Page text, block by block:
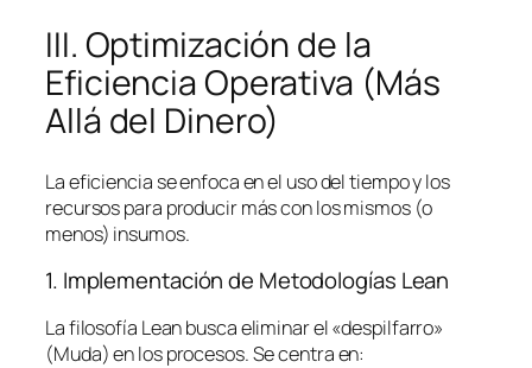
III. Optimización de la
Eficiencia Operativa (Más
Allá del Dinero)
La eficiencia se enfoca en el uso del tiempo y los
recursos para producir más con los mismos (o
menos) insumos.
1. Implementación de Metodologías Lean
La filosofía Leanbusca eliminar el «despilfarro»
(Muda) en los procesos. Se centra en: